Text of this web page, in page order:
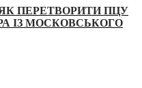
ПЕРЕТВОРИТИ ПЦУ
ІЗ МОСКОВСЬКОГО